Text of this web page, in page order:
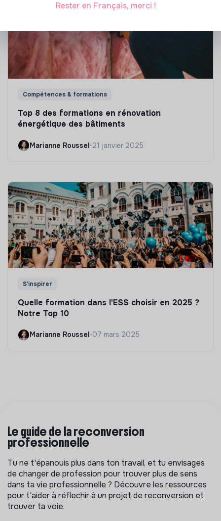
Compétences & formations
Top 8 des formations en rénovation
énergétique des bâtiments
Marianne Roussel•21 janvier 2025
S'inspirer
Quelle formation dans l'ESS choisir en 2025 ?
Notre Top 10
Marianne Roussel •07 mars 2025
Le guide de la reconversion
professionnelle
Tu ne t'épanouis plus dans ton travail, et tu envisages
de changer de profession pour trouver plus de sens
dans ta vie professionnelle ? Découvre les ressources
pour t'aider à réflechir à un projet de reconversion et
trouver ta voie.
Rester en Français, merci !